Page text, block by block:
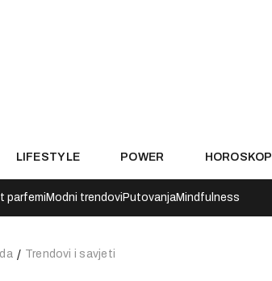
LIFESTYLE POWER HOROSKOP
parfemi Modni trendovi PutovanjaMindfulness
Trendovi i savjeti